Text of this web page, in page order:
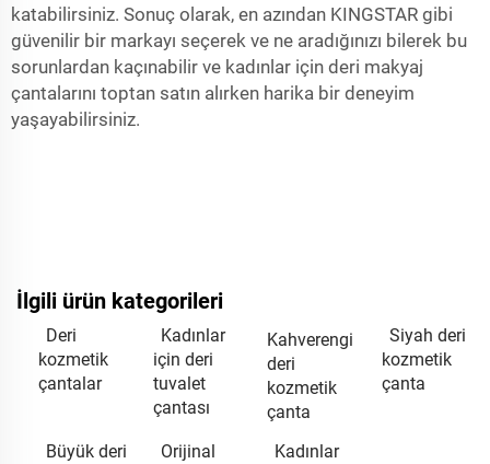
katabilirsiniz. Sonuç olarak, en azından KINGSTAR gibi
güvenilir bir markayı seçerek ve ne aradığınızı bilerek bu
sorunlardan kaçınabilir ve kadınlar için deri makyaj
çantalarını toptan satın alırken harika bir deneyim
yaşayabilirsiniz.
İlgili ürün kategorileri
Deri
kozmetik
çantalar
Kadınlar
için deri
tuvalet
çantası
Kahverengi
deri
kozmetik
çanta
Siyah deri
kozmetik
çanta
Büyük deri
Orijinal
Kadınlar